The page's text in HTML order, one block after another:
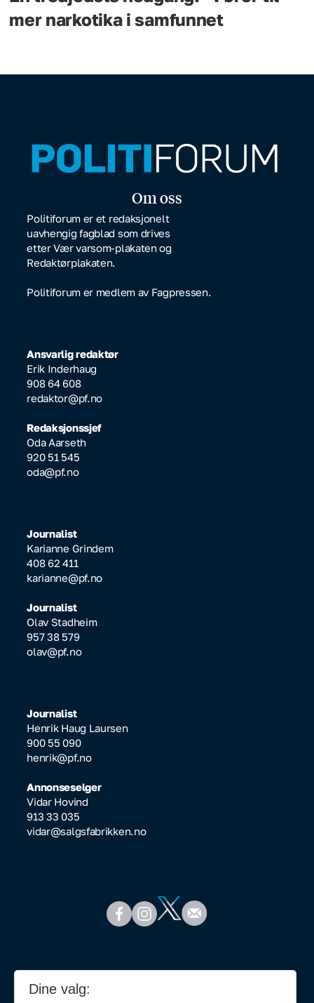
mer narkotika i samfunnet
Om oss
Politiforum er et redaksjonelt
uavhengig fagblad som drives
etter Vær varsom-plakaten og
Redaktørplakaten.
Politiforum er medlem av Fagpressen.
Ansvarlig redaktør
Erik Inderhaug
908 64 608
redaktor@pf.no
Redaksjonssjef
Oda Aarseth
920 51 545
oda@pf.no
Journalist
Karianne Grindem
408 62 411
karianne@pf.no
Journalist
Olav Stadheim
957 38 579
olav@pf.no
Journalist
Henrik Haug Laursen
900 55 090
henrik@pf.no
Annonseselger
Vidar Hovind
913 33 035
vidar@salgsfabrikken.no
Dine valg: